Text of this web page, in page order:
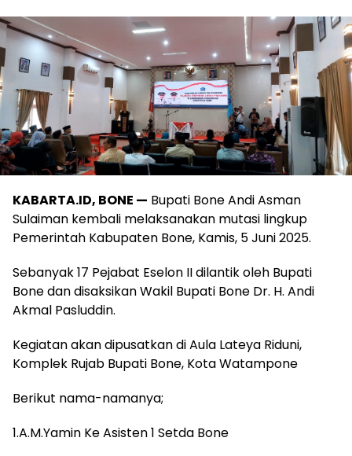
KABARTA.ID, BONE — Bupati Bone Andi Asman
Sulaiman kembali melaksanakan mutasi lingkup
Pemerintah Kabupaten Bone, Kamis, 5 Juni 2025.
Sebanyak 17 Pejabat Eselon II dilantik oleh Bupati
Bone dan disaksikan Wakil Bupati Bone Dr. H. Andi
Akmal Pasluddin.
Kegiatan akan dipusatkan di Aula Lateya Riduni,
Komplek Rujab Bupati Bone, Kota Watampone
Berikut nama-namanya;
1.A.M.Yamin Ke Asisten 1 Setda Bone